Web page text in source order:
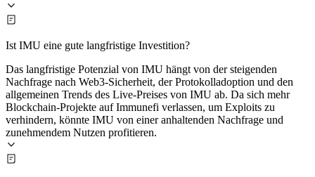
Ist IMU eine gute langfristige Investition?
Das langfristige Potenzial von IMU hängt von der steigenden
Nachfrage nach Web3-Sicherheit, der Protokolladoption und den
allgemeinen Trends des Live-Preises von IMU ab. Da sich mehr
Blockchain-Projekte auf Immunefi verlassen, um Exploits zu
verhindern, könnte IMU von einer anhaltenden Nachfrage und
zunehmendem Nutzen profitieren.